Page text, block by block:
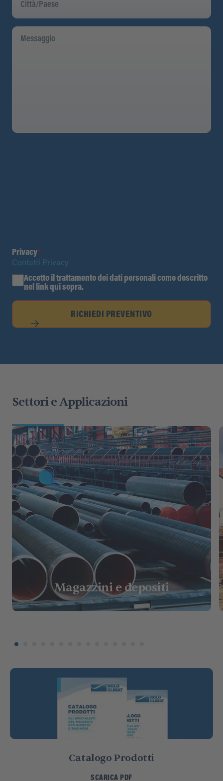
Messaggio
Privacy*
Contatti Privacy
Accetto il trattamento dei dati personali come descritto
nel link qui sopra.
RICHIEDI PREVENTIVO
Settori e Applicazioni
Magazzini e depositi
Catalogo Prodotti
SCARICA PDF